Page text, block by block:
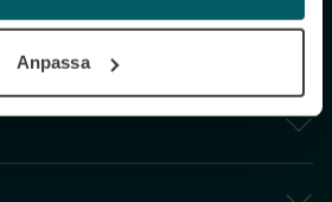
ditt samtycke när som helst.
Anpassa